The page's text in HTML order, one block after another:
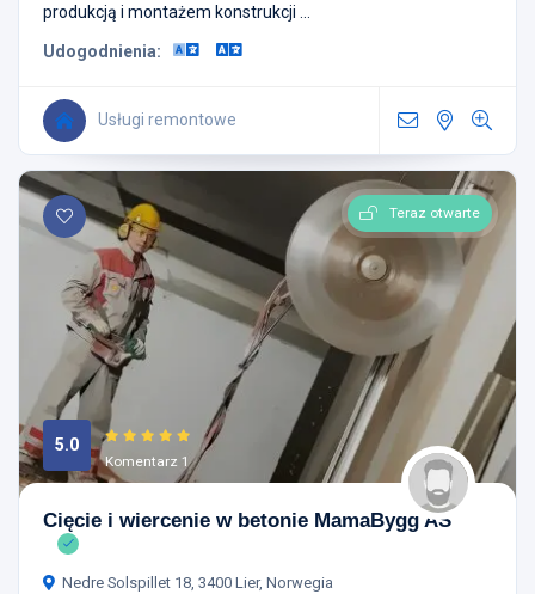
produkcją i montażem konstrukcji ...
Udogodnienia:
Usługi remontowe
Teraz otwarte
5.0
Komentarz 1
Cięcie i wiercenie w betonie MamaBygg AS
Nedre Solspillet 18, 3400 Lier, Norwegia